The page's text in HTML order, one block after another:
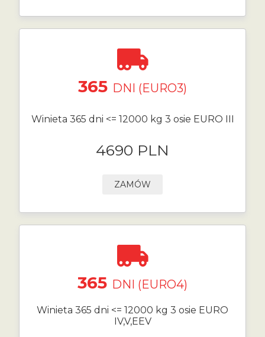
365 DNI (EURO3)
Winieta 365 dni <= 12000 kg 3 osie EURO III
4690 PLN
ZAMÓW
365 DNI (EURO4)
Winieta 365 dni <= 12000 kg 3 osie EURO
IV,V,EEV